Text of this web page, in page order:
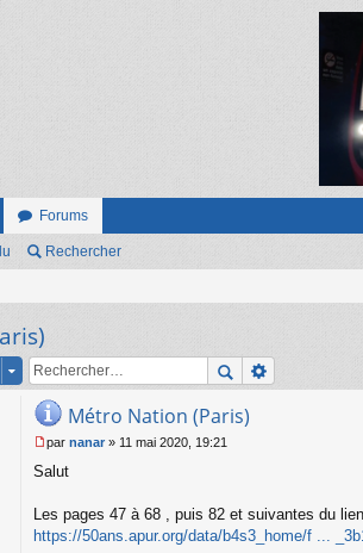
Forums
Rechercher
Métro Nation (Paris)
e
s
g
par nanar » 11 mai 2020, 19:21
Salut
Les pages 47 à 68 , puis 82 et suivantes du
https://50ans.apur.org/data/b4s3_home/f ...